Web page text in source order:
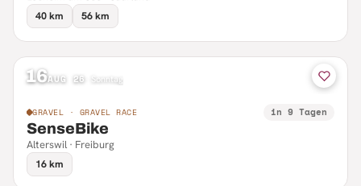
40 km
56 km
16AUG 26 Sonntag
GRAVEL · GRAVEL RACE in 9 Tagen
SenseBike
Alterswil · Freiburg
16 km